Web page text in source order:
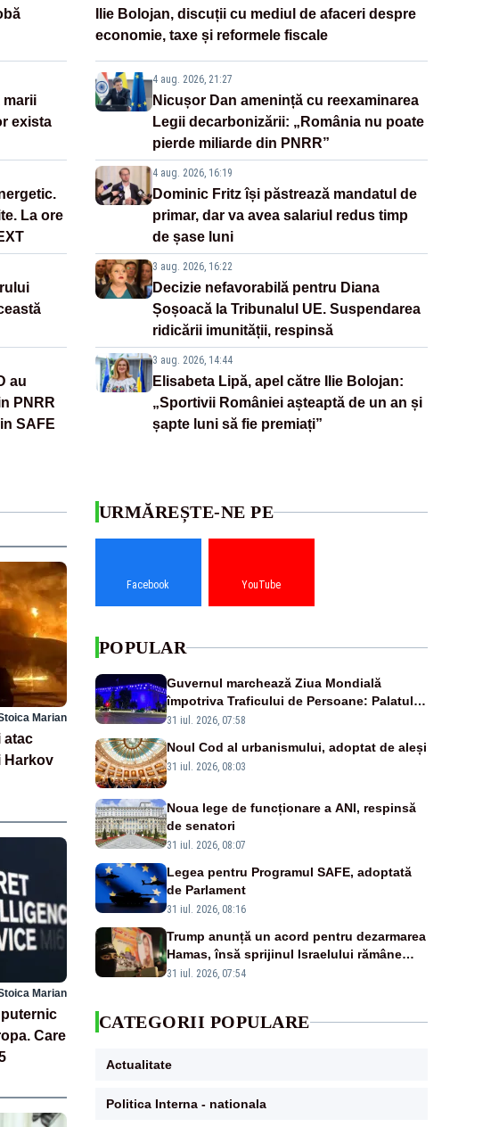
marii
exista
La ore
au
PNRR
SAFE
Ilie Bolojan, discuții cu mediul de afaceri despre
economie, taxe și reformele fiscale
4 aug. 2026, 21:27
Nicușor Dan amenință cu reexaminarea
Legii decarbonizării: „România nu poate
pierde miliarde din PNRR”
4 aug. 2026, 16:19
Dominic Fritz își păstrează mandatul de
primar, dar va avea salariul redus timp
de șase luni
3 aug. 2026, 16:22
Decizie nefavorabilă pentru Diana
Șoșoacă la Tribunalul UE. Suspendarea
ridicării imunității, respinsă
3 aug. 2026, 14:44
Elisabeta Lipă, apel către Ilie Bolojan:
„Sportivii României așteaptă de un an și
șapte luni să fie premiați”
Marian
atac
Harkov
Marian
puternic
Care
URMĂREȘTE-NE PE
Facebook YouTube
POPULAR
Guvernul marchează Ziua Mondială
împotriva Traficului de Persoane: Palatul
Victoria, iluminat în albastru
31 iul. 2026, 07:58
Noul Cod al urbanismului, adoptat de aleși
31 iul. 2026, 08:03
Noua lege de funcționare a ANI, respinsă
de senatori
31 iul. 2026, 08:07
Legea pentru Programul SAFE, adoptată
de Parlament
31 iul. 2026, 08:16
Trump anunță un acord pentru dezarmarea
Hamas, însă sprijinul Israelului rămâne
incert
31 iul. 2026, 07:54
CATEGORII POPULARE
Actualitate
Politica Interna - nationala